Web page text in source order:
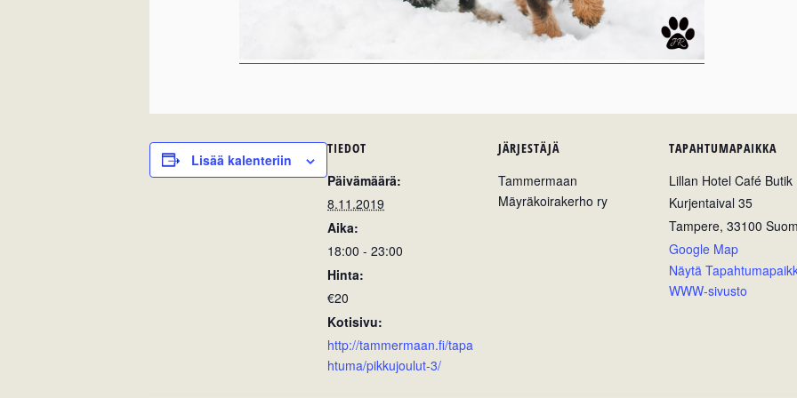
Lisää kalenteriin
TIEDOT
Päivämäärä:
8.11.2019
Aika:
18:00 - 23:00
Hinta:
€20
Kotisivu:
http://tammermaan.fi/tapa
htuma/pikkujoulut-3/
JÄRJESTÄJÄ
Tammermaan
Mäyräkoirakerho ry
TAPAHTUMAPAIKKA
Lillan Hotel Café Butik
Kurjentaival 35
Tampere, 33100
Google Map
Näytä
WWW-sivusto